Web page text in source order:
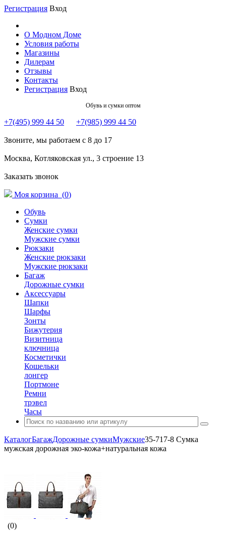
Регистрация Вход
О Модном Доме
Условия работы
Магазины
Дилерам
Отзывы
Контакты
Регистрация Вход
Обувь и сумки оптом
+7(495) 999 44 50 +7(985) 999 44 50
Звоните, мы работаем с 8 до 17
Москва, Котляковская ул., 3 строение 13
Заказать звонок
Моя корзина (0)
Обувь
Сумки
Женские сумки
Мужские сумки
Рюкзаки
Женские рюкзаки
Мужские рюкзаки
Багаж
Дорожные сумки
Аксессуары
Шапки
Шарфы
Зонты
Бижутерия
Визитница
ключница
Косметички
Кошельки
лонгер
Портмоне
Ремни
трэвел
Часы
КаталогБагажДорожные сумкиМужские35-717-8 Сумка
мужская дорожная эко-кожа+натуральная кожа
(0)